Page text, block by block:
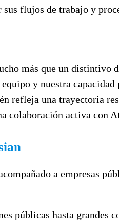
flujos de trabajo y
más que un
y nuestra
refleja una trayectoria
colaboración activa con
a empresas
públicas hasta